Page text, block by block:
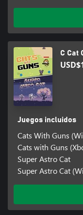
C Cat
Juegos incluidos
Cats With Guns
Cats with Guns
Super Astro Cat
Super Astro Cat